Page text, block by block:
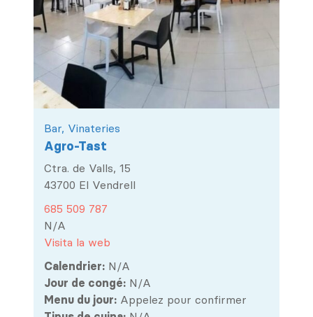
Bar, Vinateries
Agro-Tast
Ctra. de Valls, 15
43700 El Vendrell
685 509 787
N/A
Visita la web
Calendrier:N/A
Jour de congé:N/A
Menu du jour:Appelez pour confirmer